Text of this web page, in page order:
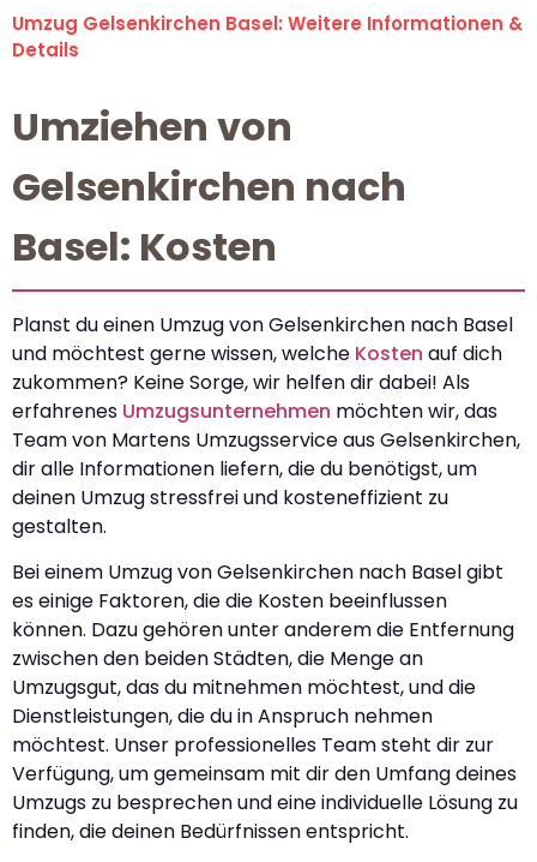
Umzug Gelsenkirchen Basel: Weitere Informationen &
Details
Umziehen von
Gelsenkirchen nach
Basel: Kosten
Planst du einen Umzug von Gelsenkirchen nach Basel
und möchtest gerne wissen, welche Kosten auf dich
zukommen? Keine Sorge, wir helfen dir dabei! Als
erfahrenes Umzugsunternehmen möchten wir, das
Team von Martens Umzugsservice aus Gelsenkirchen,
dir alle Informationen liefern, die du benötigst, um
deinen Umzug stressfrei und kosteneffizient zu
gestalten.
Bei einem Umzug von Gelsenkirchen nach Basel gibt
es einige Faktoren, die die Kosten beeinflussen
können. Dazu gehören unter anderem die Entfernung
zwischen den beiden Städten, die Menge an
Umzugsgut, das du mitnehmen möchtest, und die
Dienstleistungen, die du in Anspruch nehmen
möchtest. Unser professionelles Team steht dir zur
Verfügung, um gemeinsam mit dir den Umfang deines
Umzugs zu besprechen und eine individuelle Lösung zu
finden, die deinen Bedürfnissen entspricht.